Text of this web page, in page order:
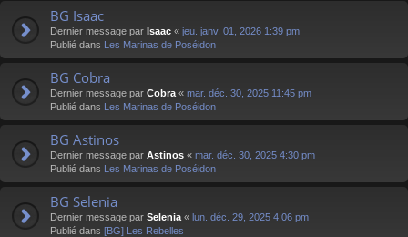
BG Isaac
Dernier message par Isaac « jeu. janv. 01, 2026 1:39 pm
Publié dans Les Marinas de Poséidon
BG Cobra
Dernier message par Cobra « mar. déc. 30, 2025 11:45 pm
Publié dans Les Marinas de Poséidon
BG Astinos
Dernier message par Astinos « mar. déc. 30, 2025 4:30 pm
Publié dans Les Marinas de Poséidon
BG Selenia
Dernier message par Selenia « lun. déc. 29, 2025 4:06 pm
Publié dans [BG] Les Rebelles